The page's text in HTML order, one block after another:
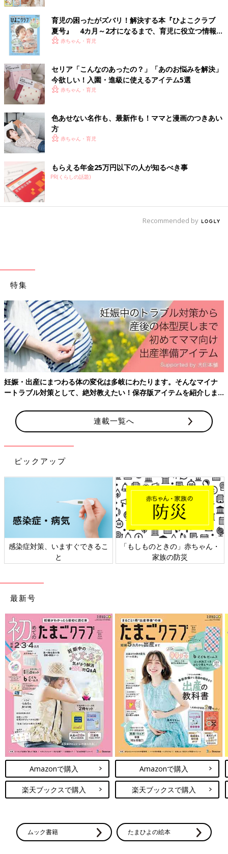
金星人のお子さんの性質
金星人の子はとにかくパワフルでエネルギッシュ！好奇心が人一
のに飛びつかずにはいられないので、どんなところでもキョロキ
ョロ、ウロウロしてしまうのが特徴。人見知りもせず、知らない
人にもどんどん話しかけてしまうといえるので、親は気が気じゃ
ない反面、周囲の大人からも可愛がられるはず。
ほめられること、注目されることも大好き。興奮して騒ぐような
ときは、たいていが親や周囲の気を引きたくてやっているといえ
ます。ですから、大きな声で雷を落とすより、無視をして離れる
ほうが効果的。お子さんが「あれ？」と気づいて静かになった
ら、「静かにできてかっこいいね。大人だね」とほめてあげまし
ょう。
金星人（－）
■金星人―のお子さんの2025年の運気は？
■2025年の金星人―のお子さんへの接し方＆育児ポイントは？
配しすぎないことだといえます。お子さんは好奇心旺盛で、スピ
ーディーに突き進んでいきたいタイプなのでは。親はそれを素晴
らしいととらえている反面、「心配だな」「大丈夫かな」と感じ
るかもしれません。お子さんを心配するのは、親として当然のこ
と。しかし心配が過ぎると、お子さんの可能性を狭めることにな
りかねません。小言やアドバイスはほどほどに。お子さんのこと
以外にも目を向け、視野が狭くならないよう心がけると、お子さ
んとの距離を程よく保てるでしょう。
金星人（＋）
■金星人＋のお子さんの2025年の運気は？
2025年のお子さんの運気は、上々だといえるでしょう。昨年に
引き続き、よい運気の波に乗れそうです。お子さんが以前から気
かもしれません。
■2025年の金星人＋のお子さんへの接し方＆育児ポイントは？
2025年に親としてできる行動をお教えしましょう。それは、お
子さんをたくさんほめてあげること。金星人のお子さんは、自分
が中心になりたい根っからの目立ちたがり屋です。すぐに調子に
乗ったり、ふざけすぎたりして、ママやパパから雷を落とされる
ことも少なくないでしょう。しかし、本当はただかまってもらい
積極的に声をかけてあげる＝注目されていると思わせることで、
うになるでしょう。
2025年火星人のお子さんの性質・運気・接し方＆育
児ポイント
火星人のお子さんの性質
火星人の子はとにかくマイペース！みんなが右を向いていたとし
ても、先生に「右向け、右！」といわれても、好きなものや興味
のあるものが左にあれば、まわりの声なんてまったく耳に入りま
せん。けれど、最初こそ「変わった子」と思われても、しだいに
「あの子は何がおもしろいんだろう？」と逆に周囲の関心を集
め、気づいたらみんなが左に注目してしまうような、不思議な引
人見知りな子が多く、愛想は決していいタイプとはいえません
が、1度心を許した相手には子猫のようになつくことも。友だち
育児の困ったがズバリ！解決する本『ひよこクラブ
夏号』 4カ月～2才になるまで、育児に役立つ情報が
いっぱい！
赤ちゃん・育児
セリア「こんなのあったの？」「あのお悩みを解決」
今欲しい！入園・進級に使えるアイテム5選
赤ちゃん・育児
色あせない名作も、最新作も！ママと漫画のつきあい
方
赤ちゃん・育児
もらえる年金25万円以下の人が知るべき事
PR(くらしの話題)
Recommended by
特集
妊娠・出産にまつわる体の変化は多岐にわたります。そんなマイナ
ートラブル対策として、絶対教えたい！保存版アイテムを紹介しま
連載一覧へ
ピックアップ
感染症対策、いますぐできるこ
と
「もしものときの」赤ちゃん・
家族の防災
最新号
Amazonで購入
楽天ブックスで購入
Amazonで購入
楽天ブックスで購入
ムック書籍 たまひよの絵本